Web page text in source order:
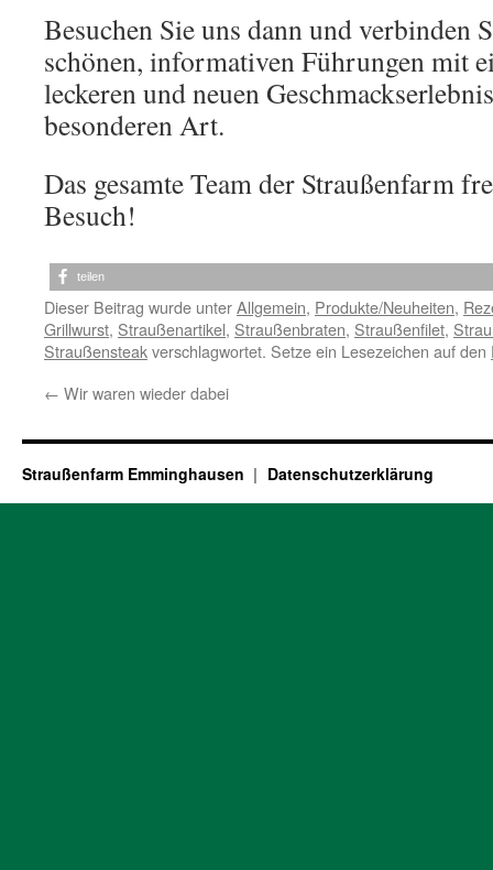
Besuchen Sie uns dann und verbinden
schönen, informativen Führungen mit
leckeren und neuen
besonderen Art.
Das gesamte Team der Straußenfarm
Besuch!
teilen
Dieser Beitrag wurde unterAllgemein, Produkte/Neuheiten,
Grillwurst, Straußenartikel, Straußenbraten, Straußenfilet,
Straußensteakverschlagwortet. Setze ein Lesezeichen auf den
← Wir waren wieder dabei
Straußenfarm Emminghausen Datenschutzerklärung